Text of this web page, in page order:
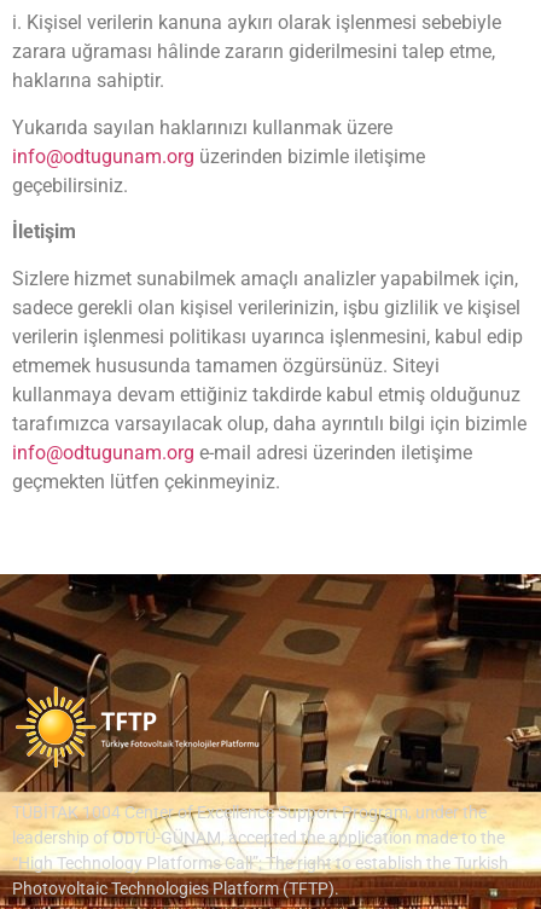
i. Kişisel verilerin kanuna aykırı olarak işlenmesi sebebiyle
zarara uğraması hâlinde zararın giderilmesini talep etme,
haklarına sahiptir.
Yukarıda sayılan haklarınızı kullanmak üzere
info@odtugunam.org üzerinden bizimle iletişime
geçebilirsiniz.
İletişim
Sizlere hizmet sunabilmek amaçlı analizler yapabilmek için,
sadece gerekli olan kişisel verilerinizin, işbu gizlilik ve kişisel
verilerin işlenmesi politikası uyarınca işlenmesini, kabul edip
etmemek hususunda tamamen özgürsünüz. Siteyi
kullanmaya devam ettiğiniz takdirde kabul etmiş olduğunuz
tarafımızca varsayılacak olup, daha ayrıntılı bilgi için bizimle
info@odtugunam.org e-mail adresi üzerinden iletişime
geçmekten lütfen çekinmeyiniz.
TÜBİTAK 1004 Center of Excellence Support Program, under the
leadership of ODTÜ-GÜNAM, accepted the application made to the
“High Technology Platforms Call”; The right to establish the Turkish
Photovoltaic Technologies Platform (TFTP).